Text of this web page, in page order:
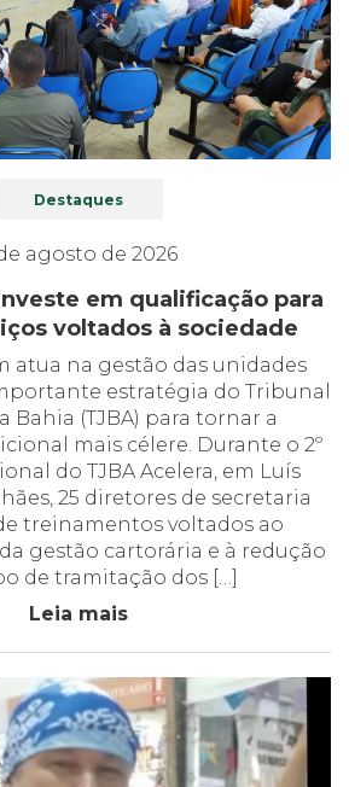
Destaques
agosto de 2026
em qualificação para
voltados à sociedade
atua na gestão das unidades
estratégia do Tribunal
Bahia (TJBA) para tornar a
mais célere. Durante o 2º
do TJBA Acelera, em Luís
25 diretores de secretaria
treinamentos voltados ao
gestão cartorária e à redução
de tramitação dos […]
Leia mais